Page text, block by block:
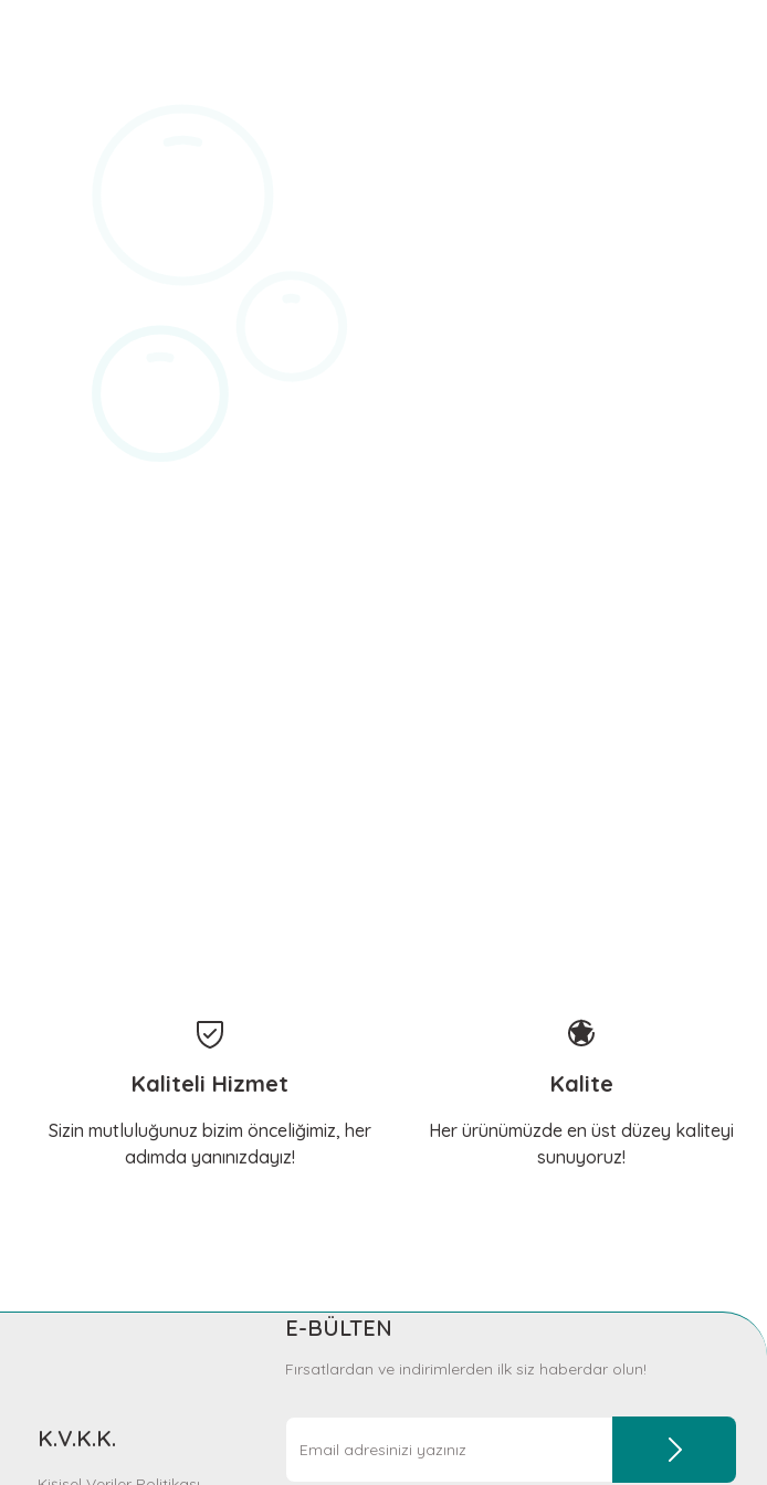
Kaliteli Hizmet
Sizin mutluluğunuz bizim önceliğimiz, her
adımda yanınızdayız!
Kalite
Her ürünümüzde en üst düzey kaliteyi
sunuyoruz!
K.V.K.K.
E-BÜLTEN
Fırsatlardan ve indirimlerden ilk siz haberdar olun!